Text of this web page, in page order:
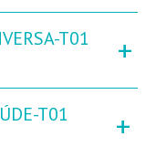
T01
+
T01
+